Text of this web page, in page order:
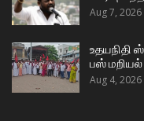
Aug 7, 2026
உதயநிதி
பஸ் மறியல்
Aug 4, 2026